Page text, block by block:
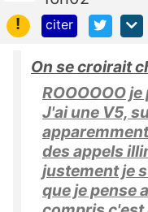
!
citer
On se croirait
ROOOOOO
J'ai une V5,
des appels
justement je
que je pense